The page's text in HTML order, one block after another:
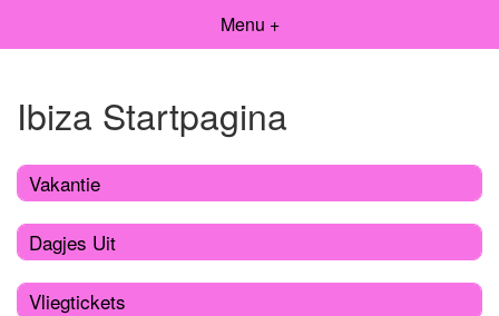
Menu +
Ibiza Startpagina
Vakantie
Dagjes Uit
Vliegtickets